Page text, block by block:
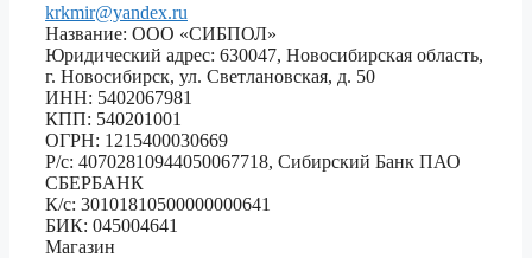
krkmir@yandex.ru
Название: ООО «СИБПОЛ»
Юридический адрес: 630047, Новосибирская область,
г. Новосибирск, ул. Светлановская, д. 50
ИНН: 5402067981
КПП: 540201001
ОГРН: 1215400030669
Р/с: 40702810944050067718, Сибирский Банк ПАО
СБЕРБАНК
К/с: 30101810500000000641
БИК: 045004641
Магазин